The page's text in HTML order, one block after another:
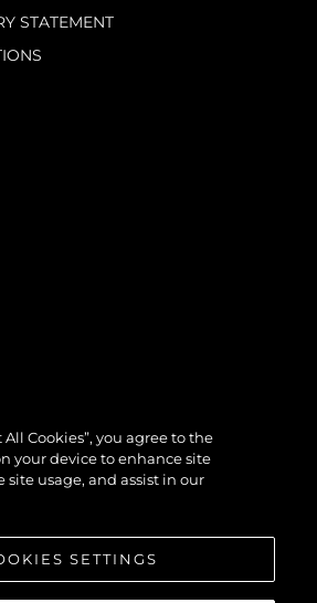
STATEMENT
Cookies”, you agree to the
your device to enhance site
site usage, and assist in our
SETTINGS